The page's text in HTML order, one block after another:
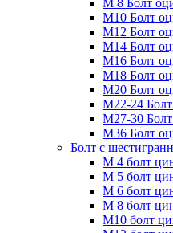
М 8 Болт
М10 Болт
М12 Болт
М14 Болт
М16 Болт
М18 Болт
М20 Болт
М22-24
М27-30
М36 Болт
Болт с
М 4 болт
М 5 болт
М 6 болт
М 8 болт
М10 болт